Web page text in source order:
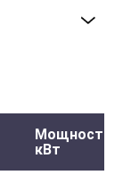
Мощность,
кВт